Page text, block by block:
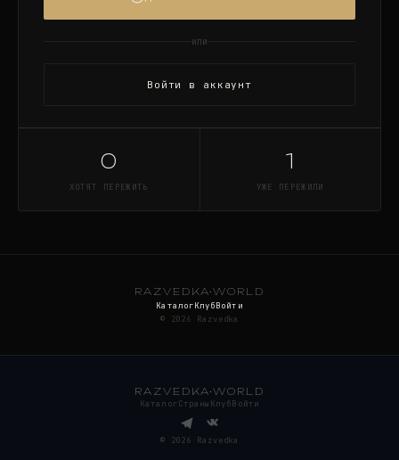
или
Войти в аккаунт
0
ХОТЯТ ПЕРЕЖИТЬ
1
УЖЕ ПЕРЕЖИЛИ
RAZVEDKA·WORLD
КаталогКлубВойти
©
2026 Razvedka
RAZVEDKA·WORLD
Каталог Страны КлубВойти
© 2026 Razvedka